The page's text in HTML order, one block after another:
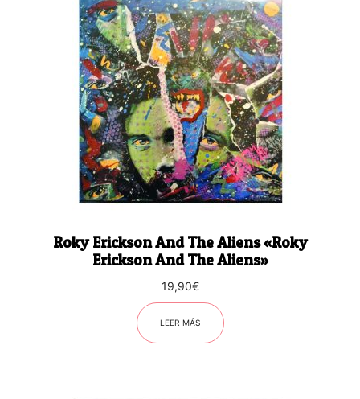
Roky Erickson And The Aliens «Roky
Erickson And The Aliens»
19,90€
LEER MÁS